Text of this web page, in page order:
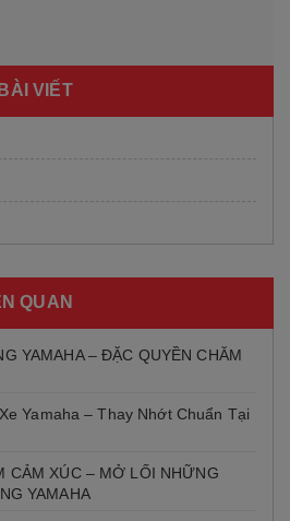
VIẾT
QUAN
YAMAHA – ĐẶC QUYỀN CHĂM
Yamaha – Thay Nhớt Chuẩn Tại
CẢM XÚC – MỞ LỐI NHỮNG
YAMAHA